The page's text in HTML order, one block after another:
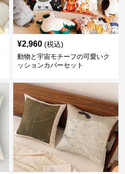
¥2,960 (税込)
動物と宇宙モチーフの可愛いク
ッションカバーセット